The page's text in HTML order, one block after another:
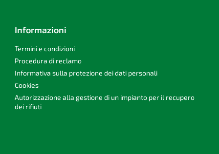
Informazioni
Termini e condizioni
Procedura di reclamo
Informativa sulla protezione dei dati personali
Cookies
Autorizzazione alla gestione di un impianto per il recupero
dei rifiuti